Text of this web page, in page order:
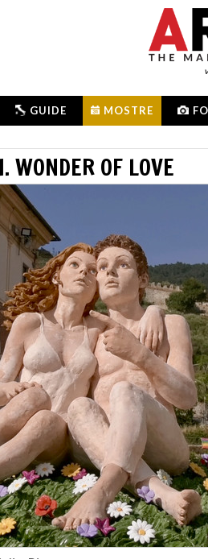
GUIDE MOSTRE
WONDER OF LOVE